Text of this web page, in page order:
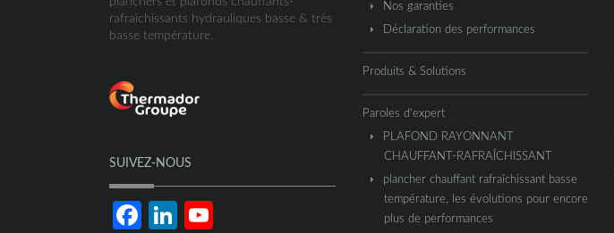
rafraîchissants hydrauliques basse & très
basse température.
SUIVEZ-NOUS
FacebookLinkedIn
Nos garanties
Déclaration des performances
Produits & Solutions
Paroles d’expert
PLAFOND RAYONNANT
CHAUFFANT-RAFRAÎCHISSANT
plancher chauffant rafraîchissant basse
température, les évolutions pour encore
plus de performances